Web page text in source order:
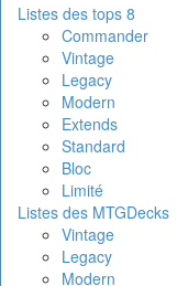
Listes des tops 8
Commander
Vintage
Legacy
Modern
Extends
Standard
Bloc
Limité
Listes des MTGDecks
Vintage
Legacy
Modern